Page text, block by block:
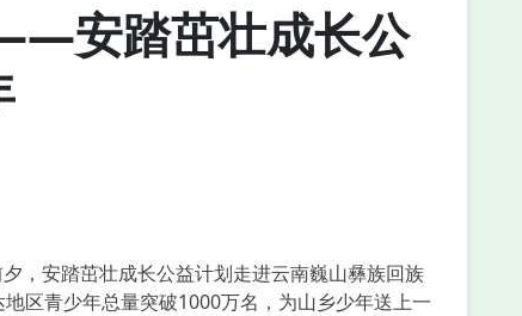
安踏茁壮成长公
，安踏茁壮成长公益计划走进云南巍山彝族回族
区青少年总量突破1000万名，为山乡少年送上一